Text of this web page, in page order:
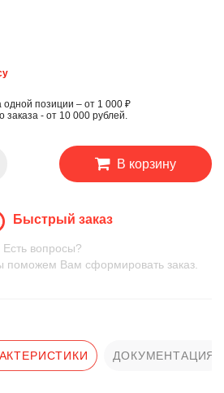
позиции – от 1 000 ₽
- от 10 000 рублей.
В корзину
Быстрый заказ
Есть вопросы?
Вам сформировать заказ.
ДОКУМЕНТАЦИЯ